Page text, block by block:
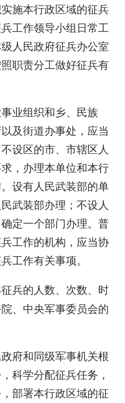
施本行政区域的征兵
工作领导小组日常工
人民政府征兵办公室
职责分工做好征兵有
业组织和乡、民族
及街道办事处，应当
设区的市、市辖区人
，办理本单位和本行
设有人民武装部的单
武装部办理；不设人
定一个部门办理。普
工作的机构，应当协
工作有关事项。
兵的人数、次数、时
、中央军事委员会的
府和同级军事机关根
科学分配征兵任务，
部署本行政区域的征